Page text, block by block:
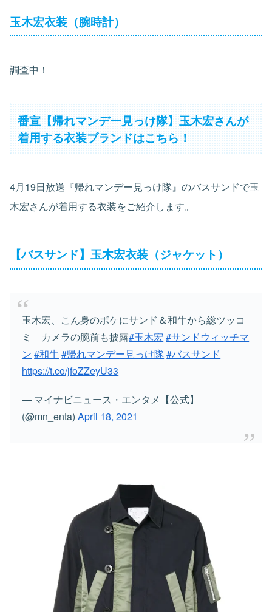
玉木宏衣装（腕時計）
調査中！
番宣【帰れマンデー見っけ隊】玉木宏さんが
着用する衣装ブランドはこちら！
4月19日放送『帰れマンデー見っけ隊』のバスサンドで玉
木宏さんが着用する衣装をご紹介します。
【バスサンド】玉木宏衣装（ジャケット）
玉木宏、こん身のボケにサンド＆和牛から総ツッコ
ミ カメラの腕前も披露#玉木宏 #サンドウィッチマ
ン #和牛#帰れマンデー見っけ隊#バスサンド
https://t.co/jfoZZeyU33
— マイナビニュース・エンタメ【公式】
(@mn_enta)April 18, 2021